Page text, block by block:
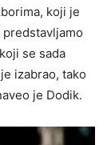
koji je
se sada
izabrao, tako
je Dodik.